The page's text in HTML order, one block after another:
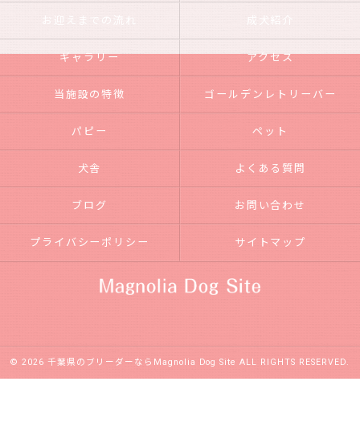
お迎えまでの流れ 成犬紹介
ギャラリー アクセス
当施設の特徴 ゴールデンレトリーバー
パピー ペット
犬舎 よくある質問
ブログ お問い合わせ
プライバシーポリシー サイトマップ
© 2026 千葉県のブリーダーならMagnolia Dog Site ALL RIGHTS RESERVED.